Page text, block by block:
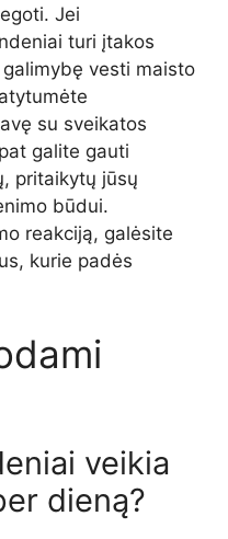
Jei
turi įtakos
vesti maisto
su sveikatos
galite gauti
pritaikytų jūsų
būdui.
reakciją, galėsite
kurie padės
veikia
dieną?